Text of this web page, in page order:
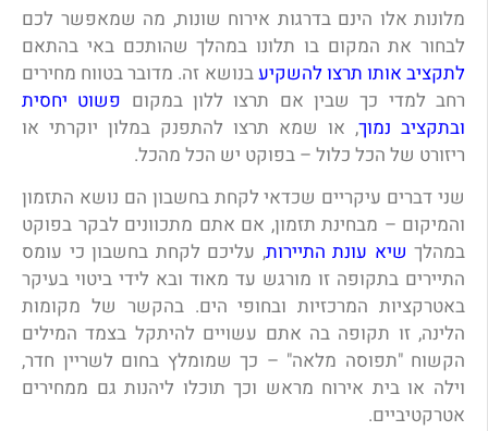
מלונות אלו הינם בדרגות אירוח שונות, מה שמאפשר לכם
לבחור את המקום בו תלונו במהלך שהותכם באי בהתאם
לתקציב אותו תרצו להשקיעבנושא זה. מדובר בטווח מחירים
רחב למדי כך שבין אם תרצו ללון במקום פשוט יחסית
ובתקציב נמוך, או שמא תרצו להתפנק במלון יוקרתי או
ריזורט של הכל כלול – בפוקט יש הכל מהכל.
שני דברים עיקריים שכדאי לקחת בחשבון הם נושא התזמון
והמיקום – מבחינת תזמון, אם אתם מתכוונים לבקר בפוקט
במהלך שיא עונת התיירות, עליכם לקחת בחשבון כי עומס
התיירים בתקופה זו מורגש עד מאוד ובא לידי ביטוי בעיקר
באטרקציות המרכזיות ובחופי הים. בהקשר של מקומות
הלינה, זו תקופה בה אתם עשויים להיתקל בצמד המילים
הקשוח "תפוסה מלאה" – כך שמומלץ בחום לשריין חדר,
וילה או בית אירוח מראש וכך תוכלו ליהנות גם ממחירים
אטרקטיביים.